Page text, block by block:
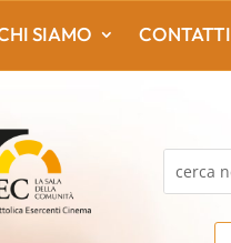
SIAMO CONTATTI